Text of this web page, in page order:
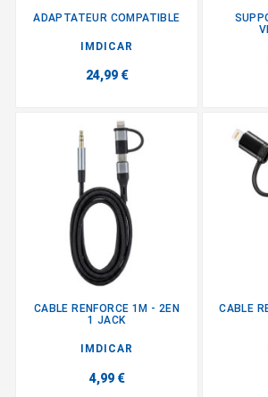
ADAPTATEUR COMPATIBLE
IMDICAR
24,99 €
CABLE RENFORCE 1M - 2EN
1 JACK
IMDICAR
4,99 €
CABLE